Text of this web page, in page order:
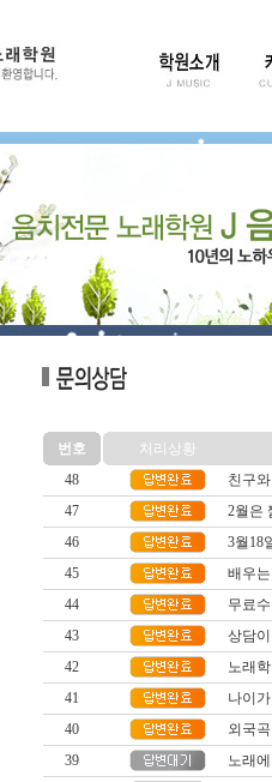
번호
처리상황
48
친구
47
2월은
46
3월18
45
배우
44
무료
43
상담
42
노래
41
나이
40
외국
39
노래